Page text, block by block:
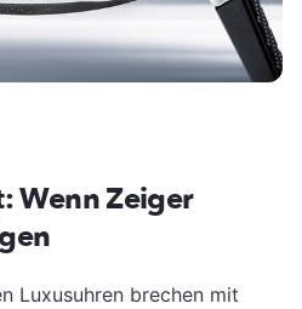
Wenn Zeiger
Luxusuhren brechen mit